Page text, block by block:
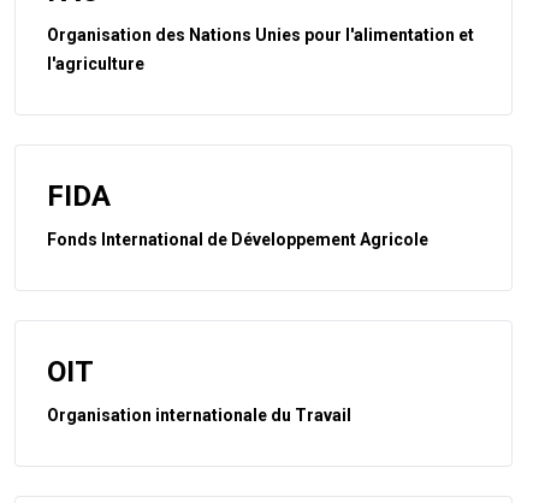
Organisation des Nations Unies pour l'alimentation et
l'agriculture
FIDA
Fonds International de Développement Agricole
OIT
Organisation internationale du Travail